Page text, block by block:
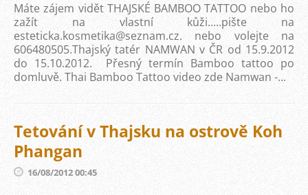
Máte zájem vidět THAJSKÉ BAMBOO TATTOO nebo ho
zažít na vlastní kůži.....pište na
esteticka.kosmetika@seznam.cz. nebo volejte na
606480505.Thajský tatér NAMWAN v ČR od 15.9.2012
do 15.10.2012. Přesný termín Bamboo tattoo po
domluvě. Thai Bamboo Tattoo video zde Namwan -...
Tetování v Thajsku na ostrově Koh
Phangan
16/08/2012 00:45